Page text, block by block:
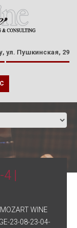
ул. Пушкинская, 29
|
MOZART WINE
23-08-23-04-